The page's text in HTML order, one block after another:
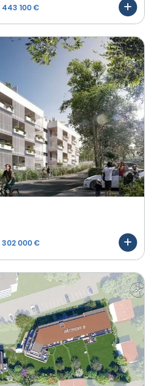
443 100 €
302 000 €